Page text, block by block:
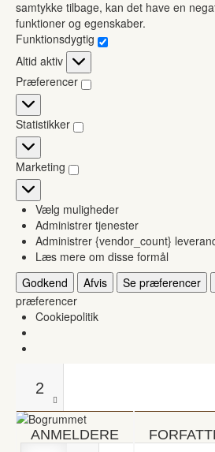
samtykke tilbage, kan det have en
funktioner og egenskaber.
Funktionsdygtig
Funktionsdygtig
Altid aktiv
Præferencer
Præferencer
Statistikker
Statistikker
Marketing
Marketing
Vælg muligheder
Administrer tjenester
Administrer {vendor_count}
Læs mere om disse formål
Godkend
Afvis Se præferencer
præferencer
Cookiepolitik
2
ANMELDERE